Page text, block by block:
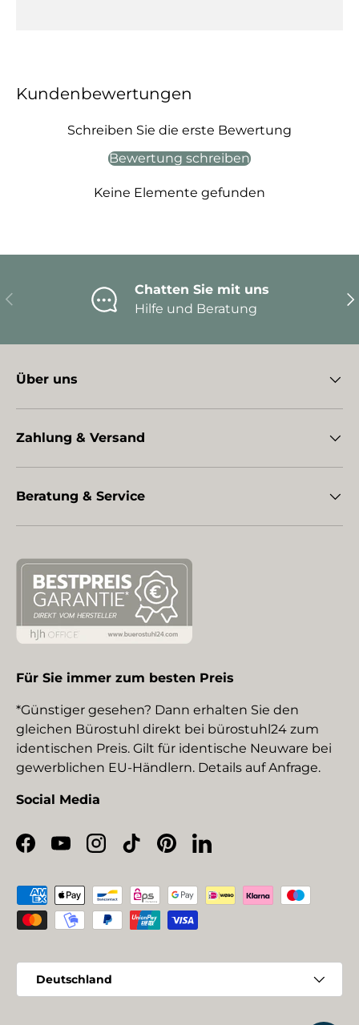
Kundenbewertungen
Schreiben Sie die erste Bewertung
Bewertung schreiben
Keine Elemente gefunden
Vorherige
Chatten Sie mit uns
Hilfe und Beratung
Über uns
Zahlung & Versand
Beratung & Service
Für Sie immer zum besten Preis
*Günstiger gesehen? Dann erhalten Sie den
gleichen Bürostuhl direkt bei bürostuhl24 zum
identischen Preis. Gilt für identische Neuware bei
gewerblichen EU-Händlern. Details auf Anfrage.
Social Media
Facebook
YouTubeInstagram
TikTokPinterestLinkedIn
Zahlungsmethoden
Deutschland